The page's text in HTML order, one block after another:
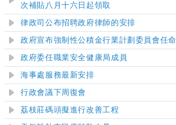
次補貼八月十六日起領取
律政司公布招聘政府律師的安排
政府宣布強制性公積金行業計劃委員會任命
政府委任職業安全健康局成員
海事處服務最新安排
行政會議下周復會
荔枝莊碼頭擬進行改善工程